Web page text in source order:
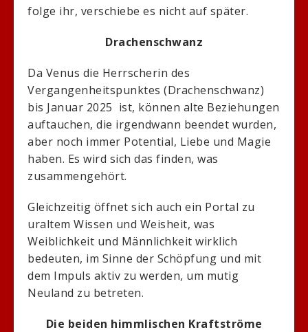
folge ihr, verschiebe es nicht auf später.
Drachenschwanz
Da Venus die Herrscherin des
Vergangenheitspunktes (Drachenschwanz)
bis Januar 2025 ist, können alte Beziehungen
auftauchen, die irgendwann beendet wurden,
aber noch immer Potential, Liebe und Magie
haben. Es wird sich das finden, was
zusammengehört.
Gleichzeitig öffnet sich auch ein Portal zu
uraltem Wissen und Weisheit, was
Weiblichkeit und Männlichkeit wirklich
bedeuten, im Sinne der Schöpfung und mit
dem Impuls aktiv zu werden, um mutig
Neuland zu betreten.
Die beiden himmlischen Kraftströme